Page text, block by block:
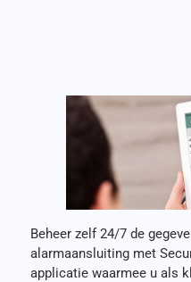
Beheer zelf 24/7 de
alarmaansluiting met
applicatie waarmee u als